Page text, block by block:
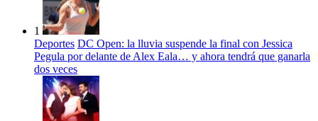
1
Deportes DC Open: la lluvia suspende la final con Jessica
Pegula por delante de Alex Eala… y ahora tendrá que ganarla
dos veces